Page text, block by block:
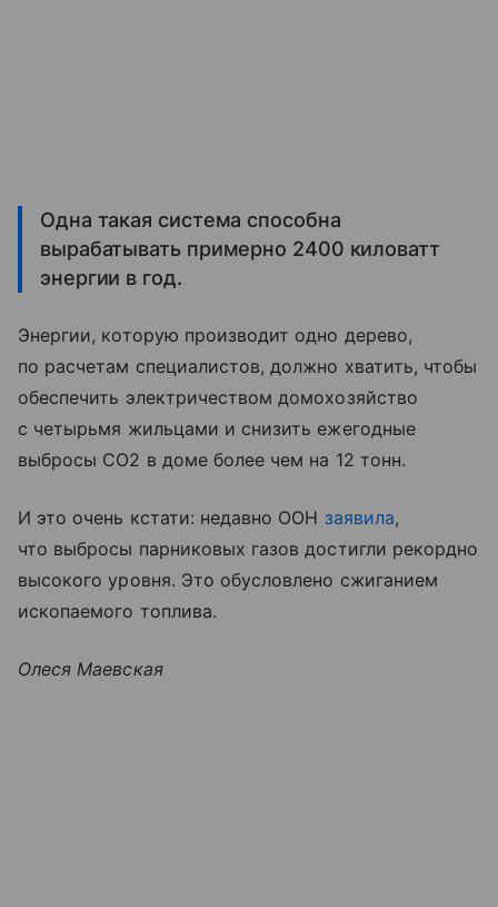
Одна такая система способна
вырабатывать примерно 2400 киловатт
энергии в год.
Энергии, которую производит одно дерево,
по расчетам специалистов, должно хватить, чтобы
обеспечить электричеством домохозяйство
с четырьмя жильцами и снизить ежегодные
выбросы CO2 в доме более чем на 12 тонн.
И это очень кстати: недавно ООН заявила,
что выбросы парниковых газов достигли рекордно
высокого уровня. Это обусловлено сжиганием
ископаемого топлива.
Олеся Маевская